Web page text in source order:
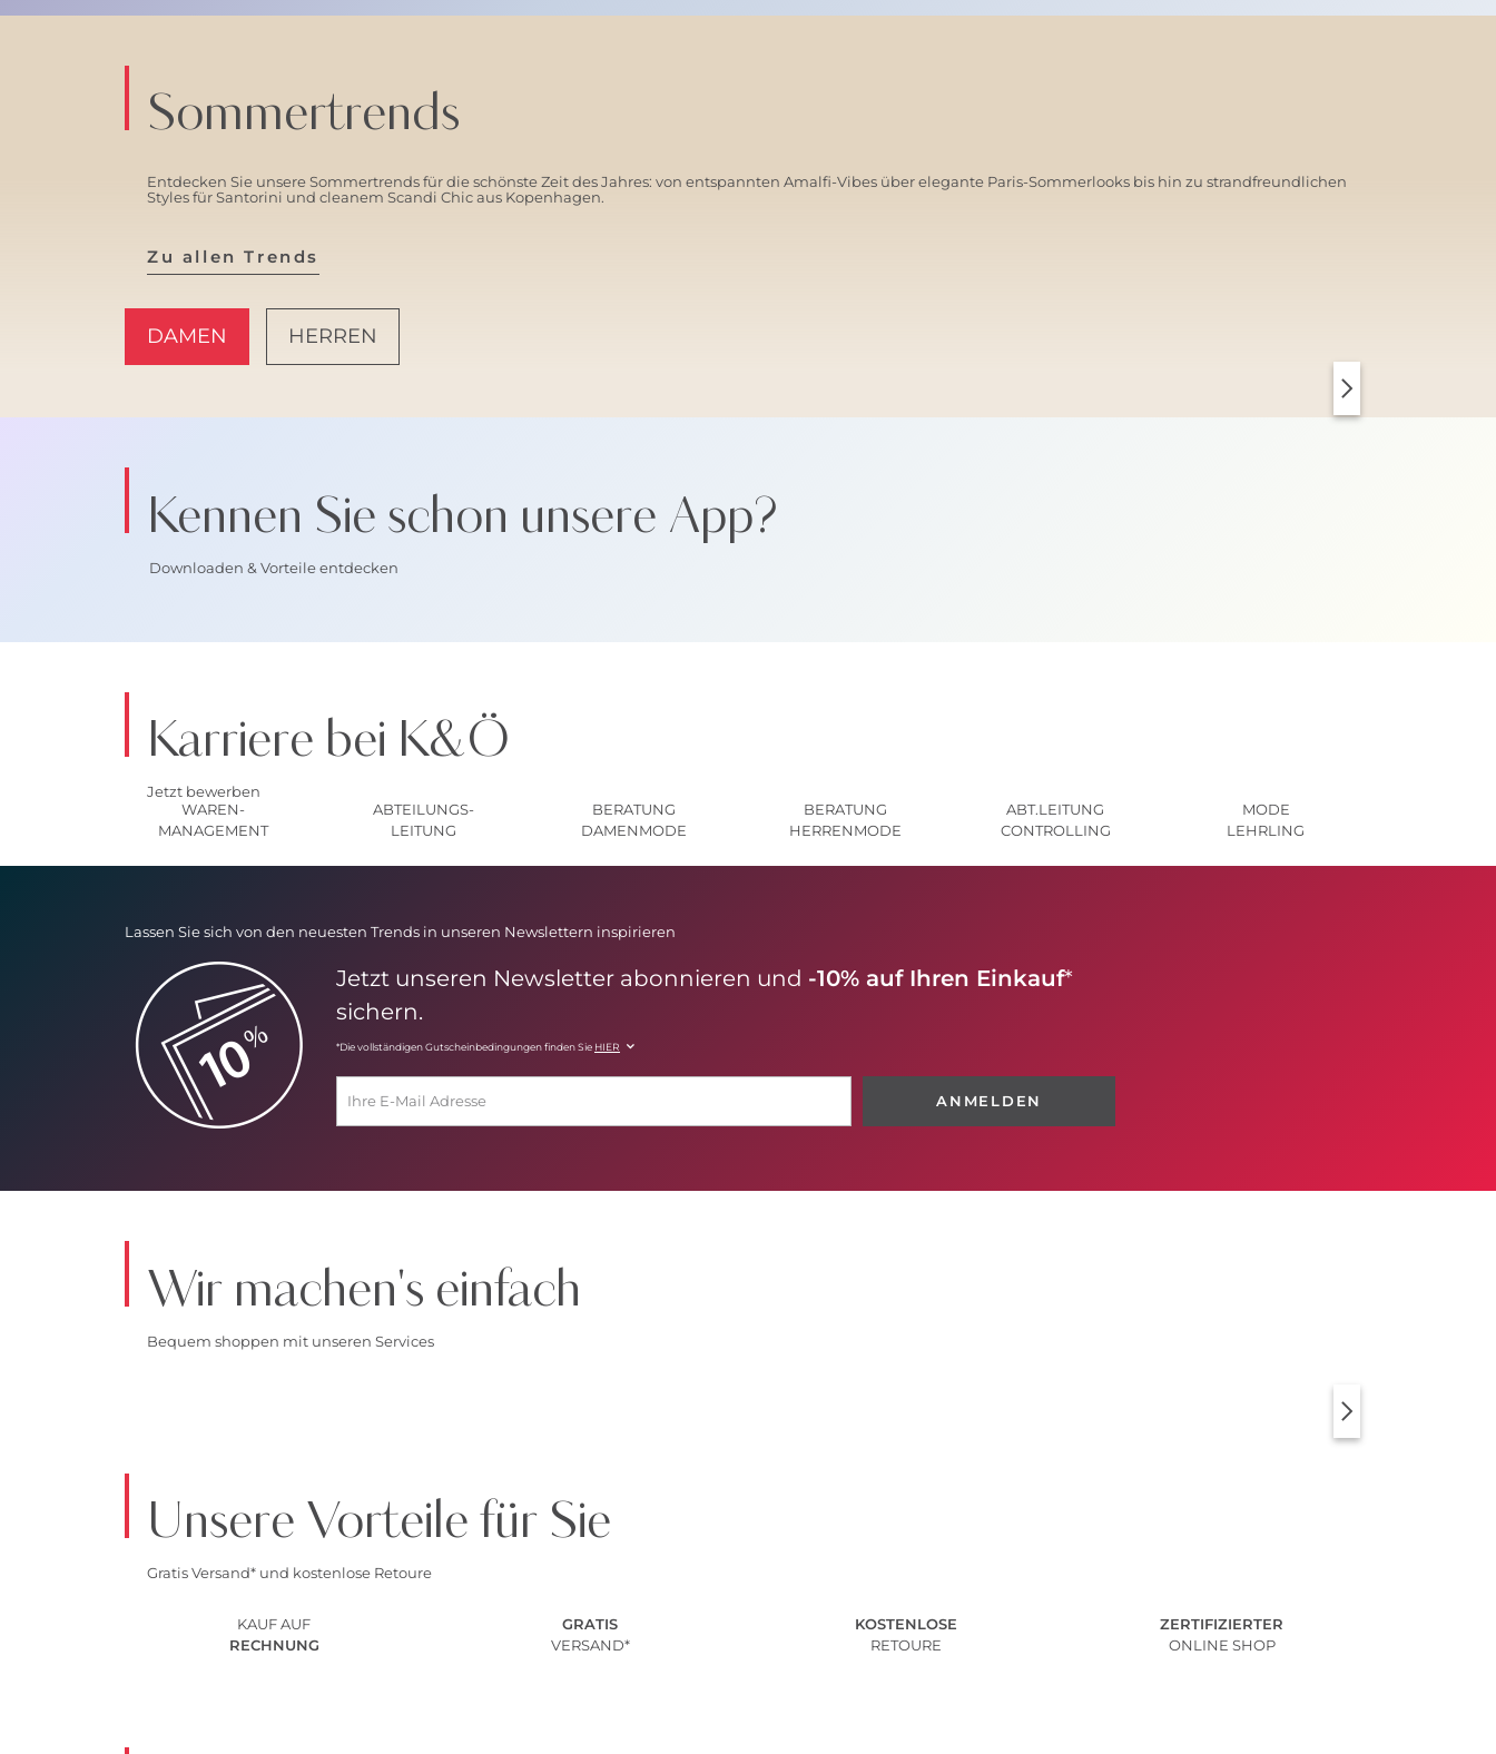
Sommertrends
Entdecken Sie unsere Sommertrends für die schönste Zeit des Jahres: von entspannten Amalfi-Vibes über elegante Paris-Sommerlooks bis hin zu strandfreundlichen
Styles für Santorini und cleanem Scandi Chic aus Kopenhagen.
Zu allen Trends
DAMEN HERREN
Kennen Sie schon unsere App?
Downloaden & Vorteile entdecken
Karriere bei K&Ö
Jetzt bewerben
WAREN-
MANAGEMENT
ABTEILUNGS-
LEITUNG
BERATUNG
DAMENMODE
BERATUNG
HERRENMODE
ABT.LEITUNG
CONTROLLING
MODE
LEHRLING
Lassen Sie sich von den neuesten Trends in unseren Newslettern inspirieren
Jetzt unseren Newsletter abonnieren und -10% auf Ihren Einkauf*
sichern.
*Die vollständigen Gutscheinbedingungen finden Sie HIER
ANMELDEN
Wir machen's einfach
Bequem shoppen mit unseren Services
Unsere Vorteile für Sie
Gratis Versand* und kostenlose Retoure
KAUF AUF
RECHNUNG
GRATIS
VERSAND*
KOSTENLOSE
RETOURE
ZERTIFIZIERTER
ONLINE SHOP